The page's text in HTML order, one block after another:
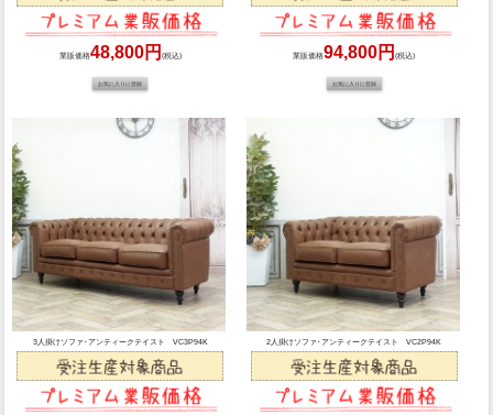
業販価格48,800円 (税込) 業販価格94,800円(税込)
3人掛けソファ･アンティークテイスト VC3P94K 2人掛けソファ･アンティークテイスト VC2P94K